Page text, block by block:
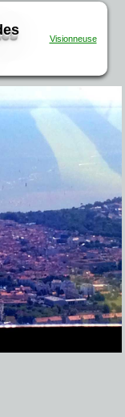
Visionneuse